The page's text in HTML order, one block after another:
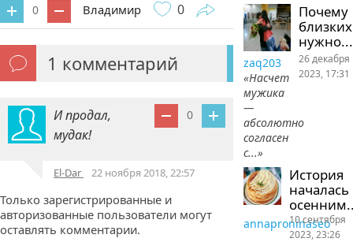
0 Владимир 0
1 комментарий
0
И продал,
мудак!
El-Dar 22 ноября 2018, 22:57
Только зарегистрированные и
авторизованные пользователи могут
оставлять комментарии.
Почему
близких
нужно...
zaq203
«Насчет
мужика
—
абсолютно
согласен
с...»
26 декабря
2023, 17:31
История
началась
annaproninaseo
10 сентября
2023, 23:26